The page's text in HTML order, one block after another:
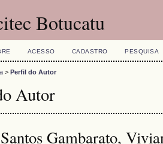
Botucatu
ACESSO CADASTRO PESQUISA
> Perfil do Autor
Autor
Gambarato,